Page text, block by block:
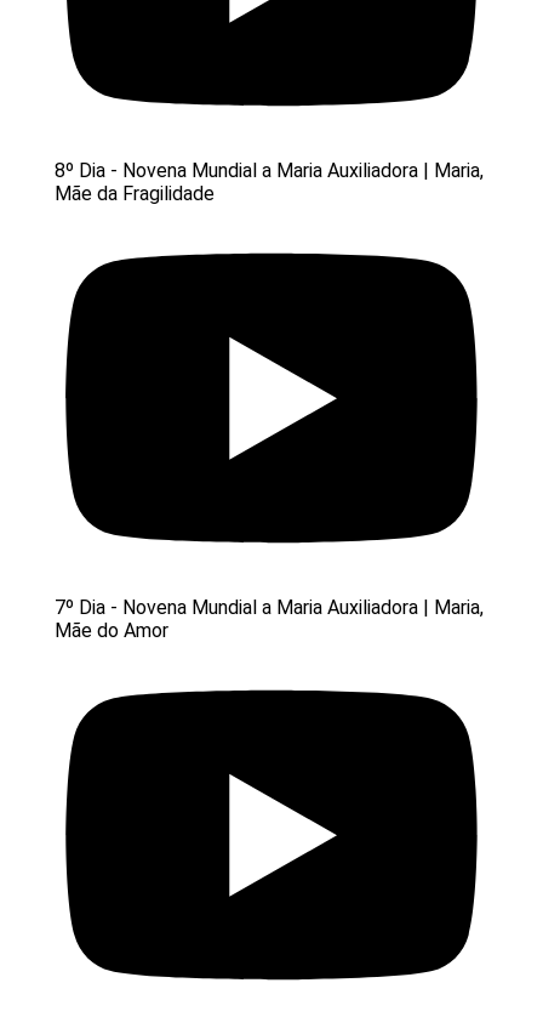
8º Dia - Novena Mundial a Maria Auxiliadora | Maria,
Mãe da Fragilidade
7º Dia - Novena Mundial a Maria Auxiliadora | Maria,
Mãe do Amor